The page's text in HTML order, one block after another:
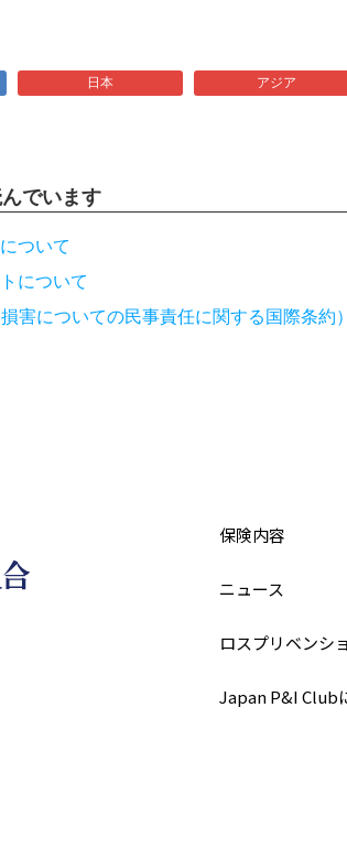
日本 アジア
でいます
ついて
について
害についての民事責任に関する国際条
保険内容
ニュース
ロスプリベンシ
Japan P&I Club